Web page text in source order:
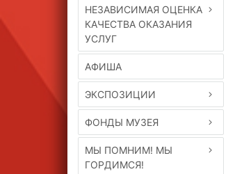
НЕЗАВИСИМАЯ ОЦЕНКА
КАЧЕСТВА ОКАЗАНИЯ
УСЛУГ
АФИША
ЭКСПОЗИЦИИ
ФОНДЫ МУЗЕЯ
МЫ ПОМНИМ! МЫ
ГОРДИМСЯ!